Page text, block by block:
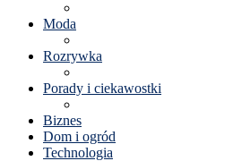
Moda
Rozrywka
Porady i ciekawostki
Biznes
Dom i ogród
Technologia